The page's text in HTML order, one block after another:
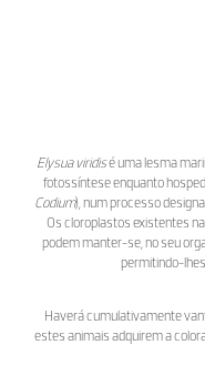
Elysua viridisé uma lesma
fotossíntese enquanto
Codium), num processo
Os cloroplastos existentes
podem manter-se, no seu
permitindo-
Haverá cumulativamente
estes animais adquirem a